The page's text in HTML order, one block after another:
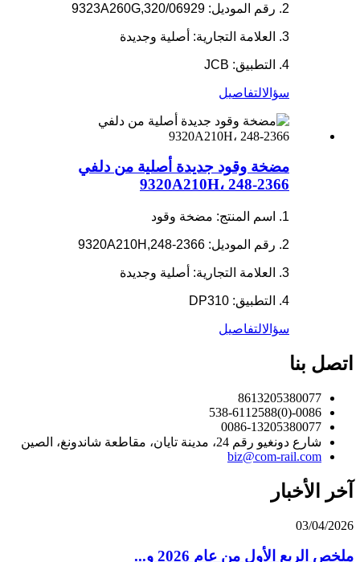
2. رقم الموديل: 9323A260G,320/06929
3. العلامة التجارية: أصلية وجديدة
4. التطبيق: JCB
سؤالالتفاصيل
مضخة وقود جديدة أصلية من دلفي
9320A210H، 248-2366
1. اسم المنتج: مضخة وقود
2. رقم الموديل: 9320A210H,248-2366
3. العلامة التجارية: أصلية وجديدة
4. التطبيق: DP310
سؤالالتفاصيل
اتصل بنا
8613205380077
0086-(0)538-6112588
0086-13205380077
شارع دونغيو رقم 24، مدينة تايان، مقاطعة شاندونغ، الصين
biz@com-rail.com
آخر الأخبار
03/04/2026
ملخص الربع الأول من عام 2026 و...